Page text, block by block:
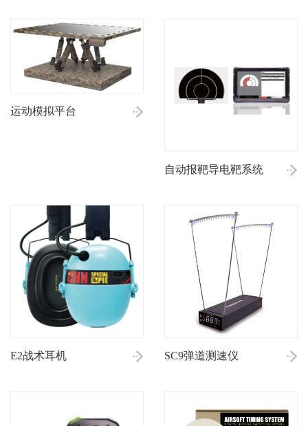
运动模拟平台
自动报靶导电靶系统
E2战术耳机 SC9弹道测速仪